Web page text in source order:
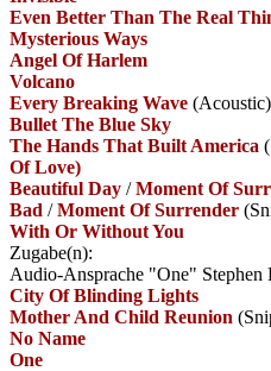
Even Better Than The Real
Mysterious Ways
Angel Of Harlem
Volcano
Every Breaking Wave (Acoustic)
Bullet The Blue Sky
The Hands That Built America
Of Love)
Beautiful Day /Moment Of
Bad /Moment Of Surrender
With Or Without You
Zugabe(n):
Audio-Ansprache "One" Stephen
City Of Blinding Lights
Mother And Child Reunion
No Name
One